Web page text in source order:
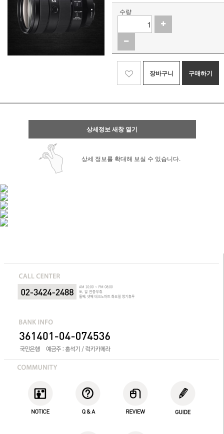
수량
장바구니 구매하기
상세정보 새창 열기
상세 정보를 확대해 보실 수 있습니다.